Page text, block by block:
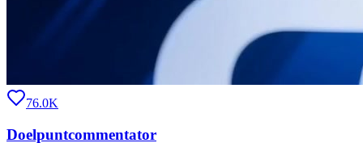
76.0K
Doelpuntcommentator